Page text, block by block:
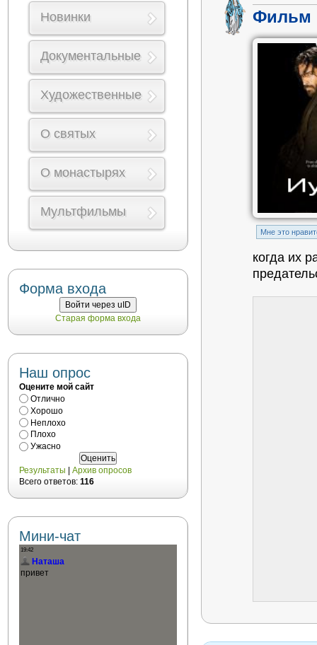
Фильм
Mне это
когда их
Новинки
Документальные
Художественные
О святых
О монастырях
Мультфильмы
Форма входа
Войти через uID
Старая форма входа
Наш опрос
Оцените мой сайт
Отлично
Хорошо
Неплохо
Плохо
Ужасно
Результаты
Архив опросов
Всего ответов: 116
Мини-чат